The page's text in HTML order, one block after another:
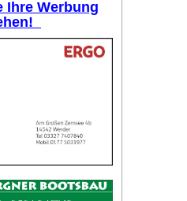
Ihre Werbung